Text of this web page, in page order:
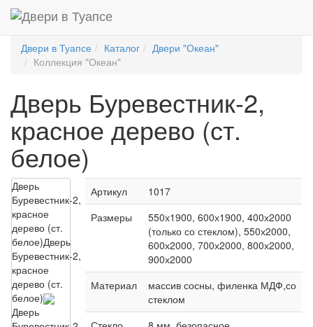
Двери в Туапсе Каталог
Двери "Океан"
Коллекция "Океан"
Дверь Буревестник-2,
красное дерево (ст.
белое)
Дверь
Буревестник-2,
красное
дерево (ст.
белое)Дверь
Буревестник-2,
красное
дерево (ст.
белое)
Дверь
Артикул
1017
Размеры
550х1900, 600х1900, 400х2000
(только со стеклом), 550х2000,
600х2000, 700х2000, 800х2000,
900х2000
Материал
массив сосны, филенка МДФ,со
стеклом